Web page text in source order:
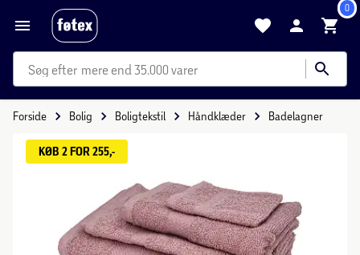
0
mere end 35.000 varer
Forside Bolig Boligtekstil Håndklæder Badelagner
KØB 2 FOR 255,-